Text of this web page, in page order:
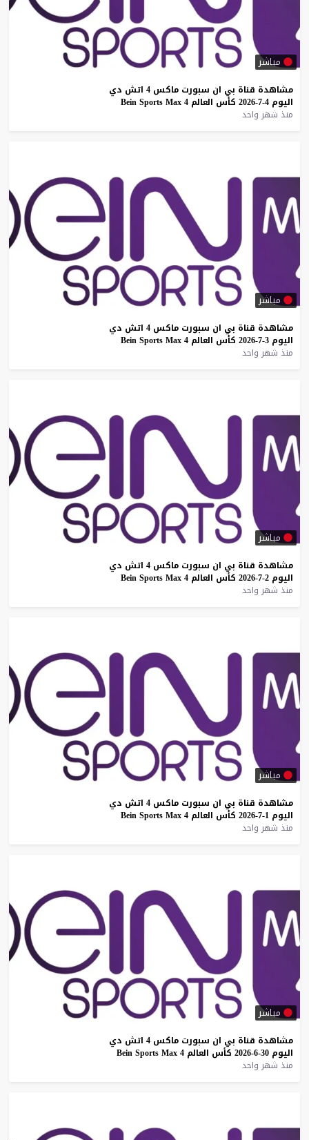
مباشر
مشاهدة قناة بي ان سبورت ماكس 4 اتش دي
اليوم 4-7-2026 كأس العالم Bein Sports Max 4
منذ شهر واحد
مباشر
مشاهدة قناة بي ان سبورت ماكس 4 اتش دي
اليوم 3-7-2026 كأس العالم Bein Sports Max 4
منذ شهر واحد
مباشر
مشاهدة قناة بي ان سبورت ماكس 4 اتش دي
اليوم 2-7-2026 كأس العالم Bein Sports Max 4
منذ شهر واحد
مباشر
مشاهدة قناة بي ان سبورت ماكس 4 اتش دي
اليوم 1-7-2026 كأس العالم Bein Sports Max 4
منذ شهر واحد
مباشر
مشاهدة قناة بي ان سبورت ماكس 4 اتش دي
اليوم 30-6-2026 كأس العالم Bein Sports Max 4
منذ شهر واحد